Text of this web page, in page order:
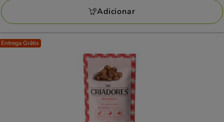
KG
Adicionar
Entrega Grátis